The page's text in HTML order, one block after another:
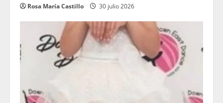
Rosa María Castillo 30 julio 2026